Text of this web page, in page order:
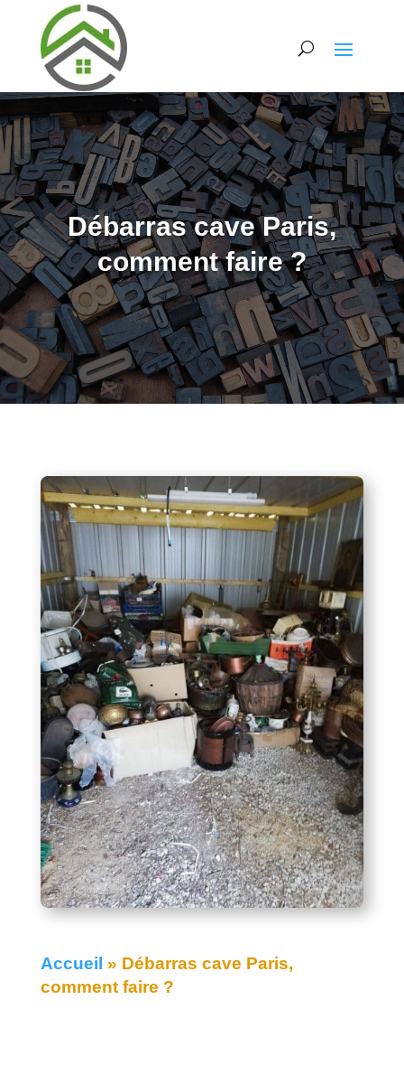
Débarras cave Paris,
comment faire ?
Accueil » Débarras cave Paris,
comment faire ?